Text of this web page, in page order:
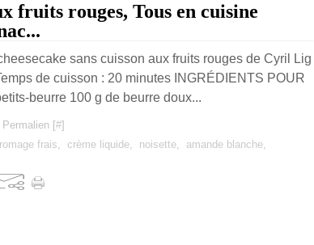
fruits rouges, Tous en cuisine
sans cuisson aux fruits rouges de Cyril Lig
de cuisson : 20 minutes INGRÉDIENTS POUR
beurre 100 g de beurre doux...
Permalien [#]
frais, crème liquide, noisette, amande blanche,